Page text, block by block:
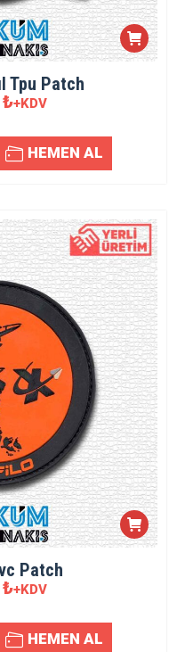
Tpu Patch
₺+KDV
HEMEN AL
Patch
₺+KDV
HEMEN AL